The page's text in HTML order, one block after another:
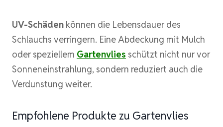
UV-Schäden können die Lebensdauer des
Schlauchs verringern. Eine Abdeckung mit Mulch
oder speziellem Gartenvlies schützt nicht nur vor
Sonneneinstrahlung, sondern reduziert auch die
Verdunstung weiter.
Empfohlene Produkte zu Gartenvlies